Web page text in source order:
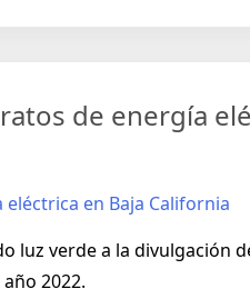
de energía
luz verde a la
2022.